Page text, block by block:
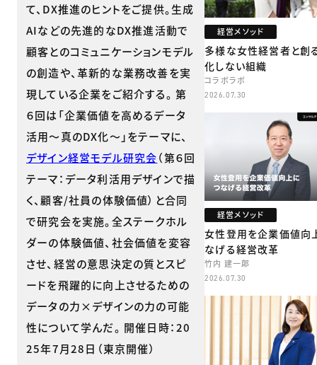
て、DX推進のヒントをご提供。生成
AIなどの先進的なDX推進活動で
顧客とのコミュニケーションモデル
の創造や、革新的な業務改善を実
現している企業をご紹介する。 第
６回は「企業価値を高めるデータ
活用～真のDX化～」をテーマに、
デザイン経営モデル研究会（第６回
テーマ：データ利活用デザインで描
く、顧客/社員の体験価値）と合同
で研究会を実施。全ステークホル
ダーの体験価値、社会価値を変容
させ、経営の意思決定の質とスピ
ードを飛躍的に向上させるための
データの力×デザインの力の可能
性について学んだ。 開催日時：20
25年7月28日（東京開催）
経営メソッド
多様な女性経営者と創
化しない組織
コラボラボ
2026.07.30
経営メソッド
女性登用を企業価値向
なげる経営改革
竹内 建一郎
2026.07.30